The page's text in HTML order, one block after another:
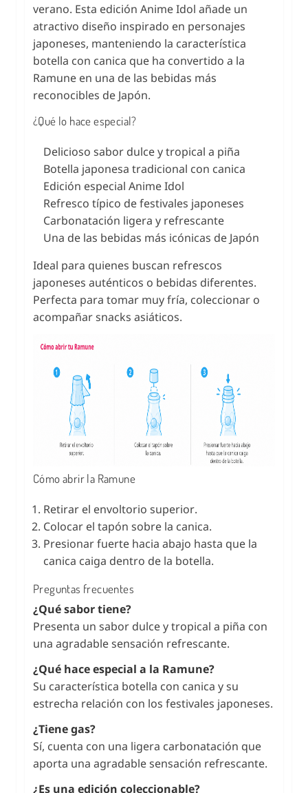
verano. Esta edición Anime Idol añade un
atractivo diseño inspirado en personajes
japoneses, manteniendo la característica
botella con canica que ha convertido a la
Ramune en una de las bebidas más
reconocibles de Japón.
¿Qué lo hace especial?
Delicioso sabor dulce y tropical a piña
Botella japonesa tradicional con canica
Edición especial Anime Idol
Refresco típico de festivales japoneses
Carbonatación ligera y refrescante
Una de las bebidas más icónicas de Japón
Ideal para quienes buscan refrescos
japoneses auténticos o bebidas diferentes.
Perfecta para tomar muy fría, coleccionar o
acompañar snacks asiáticos.
Cómo abrir la Ramune
Retirar el envoltorio superior.
Colocar el tapón sobre la canica.
Presionar fuerte hacia abajo hasta que la
canica caiga dentro de la botella.
Preguntas frecuentes
¿Qué sabor tiene?
Presenta un sabor dulce y tropical a piña con
una agradable sensación refrescante.
¿Qué hace especial a la Ramune?
Su característica botella con canica y su
estrecha relación con los festivales japoneses.
¿Tiene gas?
Sí, cuenta con una ligera carbonatación que
aporta una agradable sensación refrescante.
¿Es una edición coleccionable?